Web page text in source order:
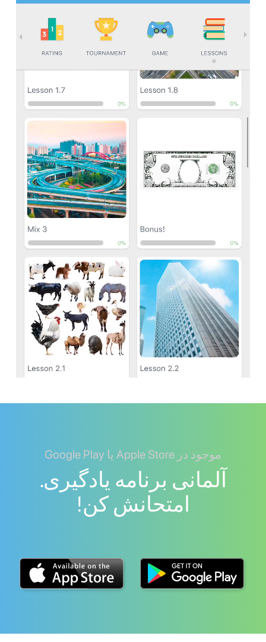
موجود در Apple Store یا Google Play
آلمانی برنامه یادگیری.
امتحانش کن!